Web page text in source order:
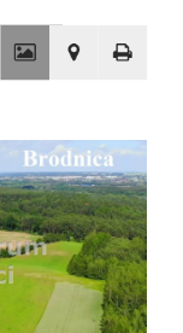
Linki